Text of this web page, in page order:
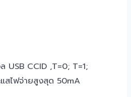
USB CCID ,T=0; T=1;
แสไฟจ่ายสูงสุด 50mA